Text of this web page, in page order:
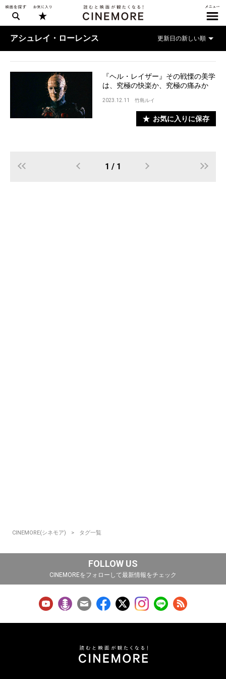
アシュレイ・ローレンス
『ヘル・レイザー』その戦慄の美学
は、究極の快楽か、究極の痛みか
2023.12.11 竹島ルイ
お気に入りに保存
1 / 1
CINEMORE(シネモア) タグ一覧
FOLLOW US
CINEMOREをフォローして最新情報をチェック